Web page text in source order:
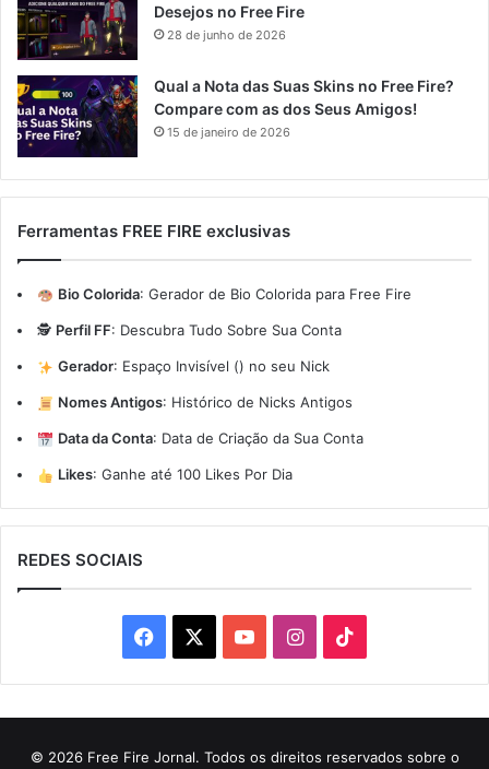
Desejos no Free Fire
28 de junho de 2026
Qual a Nota das Suas Skins no Free Fire?
Compare com as dos Seus Amigos!
15 de janeiro de 2026
Ferramentas FREE FIRE exclusivas
Bio Colorida: Gerador de Bio Colorida para Free Fire
🕵️ Perfil FF: Descubra Tudo Sobre Sua Conta
Gerador: Espaço Invisível (ㅤ) no seu Nick
Nomes Antigos: Histórico de Nicks Antigos
Data da Conta: Data de Criação da Sua Conta
Likes: Ganhe até 100 Likes Por Dia
REDES SOCIAIS
Facebook YouTubeInstagram
© 2026 Free Fire Jornal. Todos os direitos reservados sobre o